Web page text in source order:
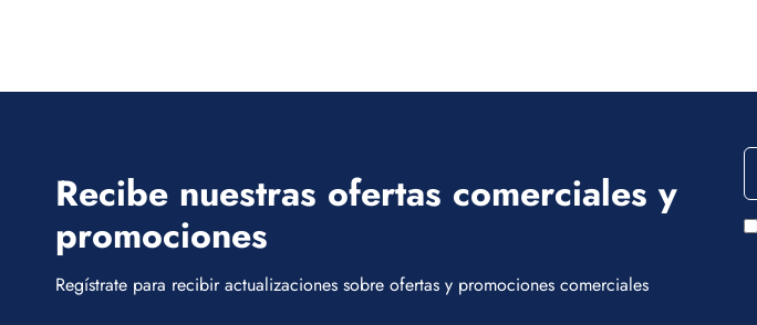
Recibe nuestras ofertas comerciales y
promociones
Regístrate para recibir actualizaciones sobre ofertas y promociones comerciales